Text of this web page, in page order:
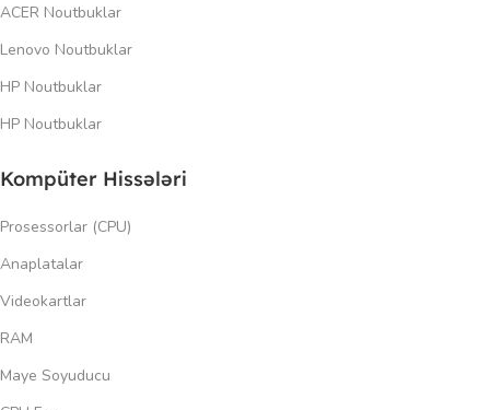
ACER Noutbuklar
Lenovo Noutbuklar
HP Noutbuklar
HP Noutbuklar
Kompüter Hissələri
Prosessorlar (CPU)
Anaplatalar
Videokartlar
RAM
Maye Soyuducu